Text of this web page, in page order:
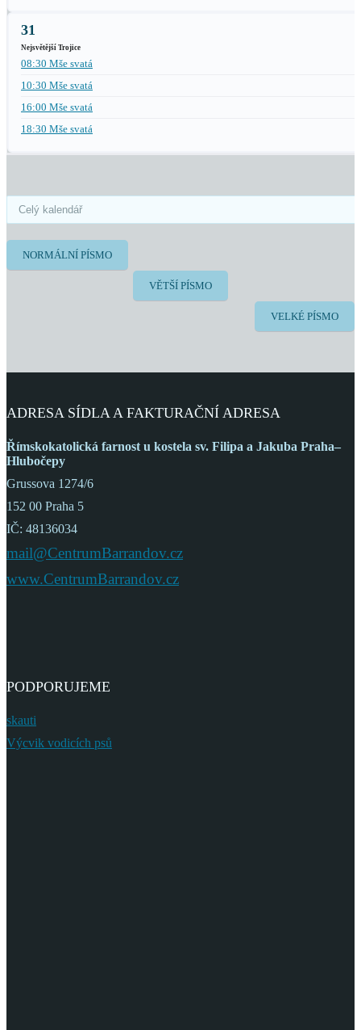
31
Nejsvětější Trojice
08:30 Mše svatá
10:30 Mše svatá
16:00 Mše svatá
18:30 Mše svatá
NORMÁLNÍ PÍSMO
VĚTŠÍ PÍSMO
VELKÉ PÍSMO
ADRESA SÍDLA A FAKTURAČNÍ ADRESA
Římskokatolická farnost u kostela sv. Filipa a Jakuba Praha–
Hlubočepy
Grussova 1274/6
152 00 Praha 5
IČ: 48136034
mail@CentrumBarrandov.cz
www.CentrumBarrandov.cz
PODPORUJEME
skauti
Výcvik vodicích psů